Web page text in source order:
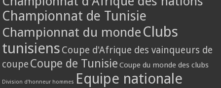
Championnat de Tunisie
Championnat du monde Clubs
tunisiens Coupe d'Afrique des vainqueurs de
coupe Coupe de Tunisie Coupe du monde des clubs
Division d'honneur hommes Equipe nationale